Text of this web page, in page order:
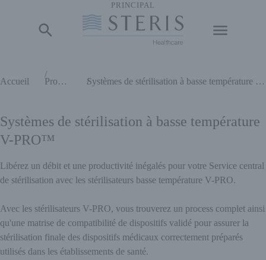
PRINCIPAL
Accueil
Produits Systèmes de stérilisation à basse température V-PRO™
Systèmes de stérilisation à basse température
V-PRO™
Libérez un débit et une productivité inégalés pour votre Service central
de stérilisation avec les stérilisateurs basse température V-PRO.
Avec les stérilisateurs V-PRO, vous trouverez un process complet ainsi
qu'une matrise de compatibilité de dispositifs validé pour assurer la
stérilisation finale des dispositifs médicaux correctement préparés
utilisés dans les établissements de santé.